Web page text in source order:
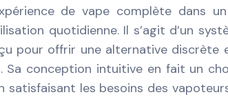
de vape complète dans
quotidienne. Il s’agit d’un
pour offrir une alternative discrète
Sa conception intuitive en fait un
les besoins des